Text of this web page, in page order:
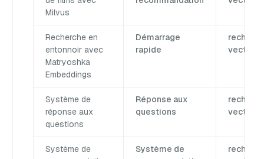
Milvus
Recherche en
entonnoir avec
Matryoshka
Embeddings
Démarrage
rapide
Système de
réponse aux
questions
Réponse aux
questions
Système de
Système de